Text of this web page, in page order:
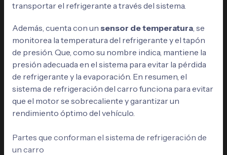
transportar el refrigerante a través del sistema.
Además, cuenta con un sensor de temperatura, se
monitorea la temperatura del refrigerante y el tapón
de presión. Que, como su nombre indica, mantiene la
presión adecuada en el sistema para evitar la pérdida
de refrigerante y la evaporación. En resumen, el
sistema de refrigeración del carro funciona para evitar
que el motor se sobrecaliente y garantizar un
rendimiento óptimo del vehículo.
Partes que conforman el sistema de refrigeración de
un carro